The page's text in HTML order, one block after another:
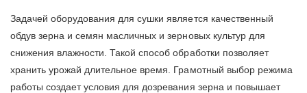
Задачей оборудования для сушки является качественный
обдув зерна и семян масличных и зерновых культур для
снижения влажности. Такой способ обработки позволяет
хранить урожай длительное время. Грамотный выбор режима
работы создает условия для дозревания зерна и повышает